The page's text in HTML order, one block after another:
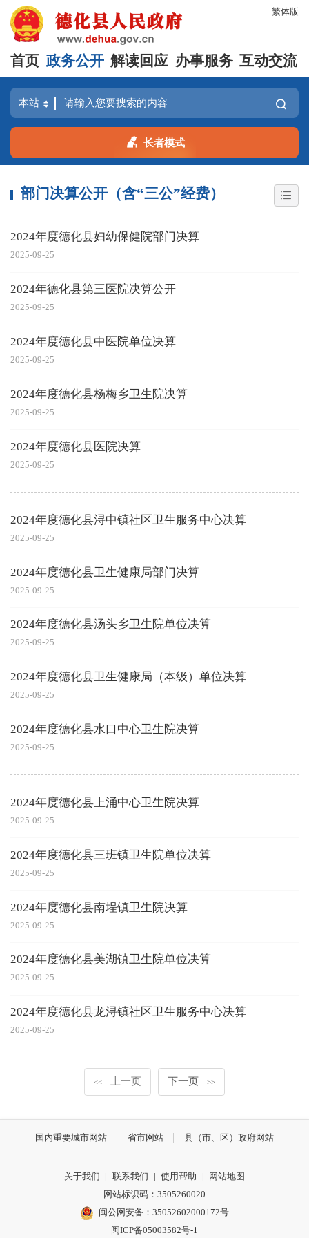
繁体版
首页 政务公开 解读回应 办事服务 互动交流
长者模式
部门决算公开（含“三公”经费）
2024年度德化县妇幼保健院部门决算
2025-09-25
2024年德化县第三医院决算公开
2025-09-25
2024年度德化县中医院单位决算
2025-09-25
2024年度德化县杨梅乡卫生院决算
2025-09-25
2024年度德化县医院决算
2025-09-25
2024年度德化县浔中镇社区卫生服务中心决算
2025-09-25
2024年度德化县卫生健康局部门决算
2025-09-25
2024年度德化县汤头乡卫生院单位决算
2025-09-25
2024年度德化县卫生健康局（本级）单位决算
2025-09-25
2024年度德化县水口中心卫生院决算
2025-09-25
2024年度德化县上涌中心卫生院决算
2025-09-25
2024年度德化县三班镇卫生院单位决算
2025-09-25
2024年度德化县南埕镇卫生院决算
2025-09-25
2024年度德化县美湖镇卫生院单位决算
2025-09-25
2024年度德化县龙浔镇社区卫生服务中心决算
2025-09-25
<< 上一页 下一页 >>
国内重要城市网站 省市网站 县（市、区）政府网站
关于我们 | 联系我们 | 使用帮助 | 网站地图
网站标识码：3505260020
闽公网安备：35052602000172号
闽ICP备05003582号-1